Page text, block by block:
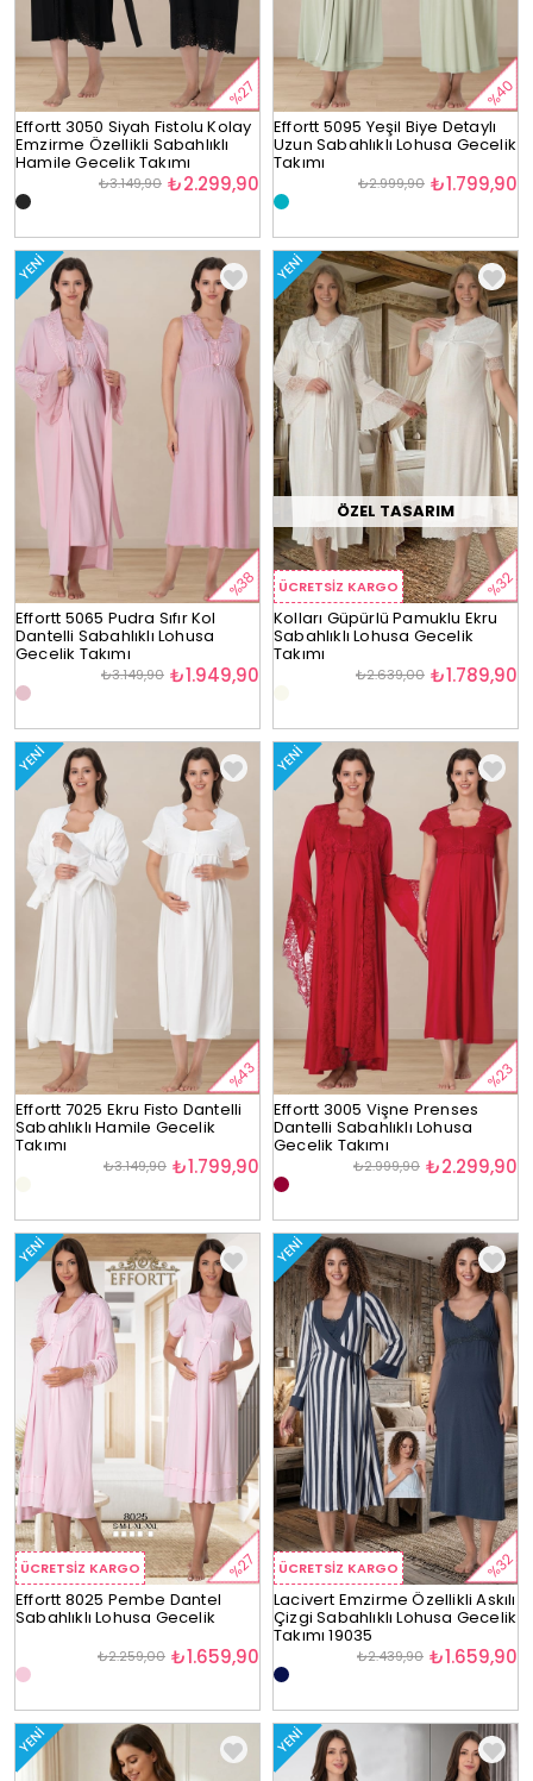
%27
Effortt 3050 Siyah Fistolu Kolay
Emzirme Özellikli Sabahlıklı
Hamile Gecelik Takımı
₺2.299,90
₺3.149,90
%40
Effortt 5095 Yeşil Biye Detaylı
Uzun Sabahlıklı Lohusa Gecelik
Takımı
₺1.799,90
₺2.999,90
YENI
%38
Effortt 5065 Pudra Sıfır Kol
Dantelli Sabahlıklı Lohusa
Gecelik Takımı
₺1.949,90
₺3.149,90
ÜCRETSIZ KARGO
YENI
%32
Kolları Güpürlü Pamuklu Ekru
Sabahlıklı Lohusa Gecelik
Takımı
₺1.789,90
₺2.639,00
ÖZEL TASARIM
YENI
%43
Effortt 7025 Ekru Fisto Dantelli
Sabahlıklı Hamile Gecelik
Takımı
₺1.799,90
₺3.149,90
YENI
%23
Effortt 3005 Vişne Prenses
Dantelli Sabahlıklı Lohusa
Gecelik Takımı
₺2.299,90
₺2.999,90
ÜCRETSIZ KARGO
YENI
%27
Effortt 8025 Pembe Dantel
Sabahlıklı Lohusa Gecelik
₺1.659,90
₺2.259,00
ÜCRETSIZ KARGO
YENI
%32
Lacivert Emzirme Özellikli Askılı
Çizgi Sabahlıklı Lohusa Gecelik
Takımı 19035
₺1.659,90
₺2.439,90
YENI YENI